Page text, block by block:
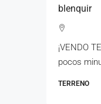
blenquir
¡VENDO
pocos
TERRENO